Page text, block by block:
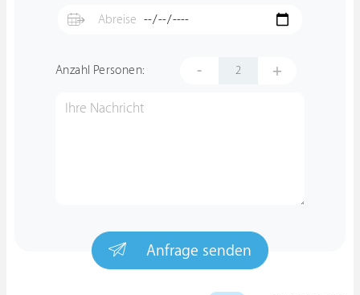
Anzahl Personen: - +
Anfrage senden